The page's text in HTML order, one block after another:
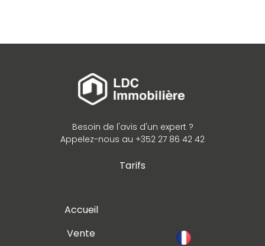
Besoin de l'avis d'un expert ?
Appelez-nous au +352 27 86 42 42
Tarifs
Accueil
Vente